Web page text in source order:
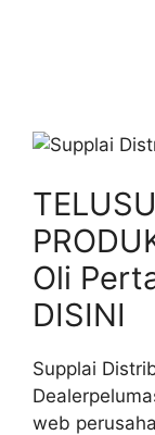
Oli
DISINI
Supplai
web